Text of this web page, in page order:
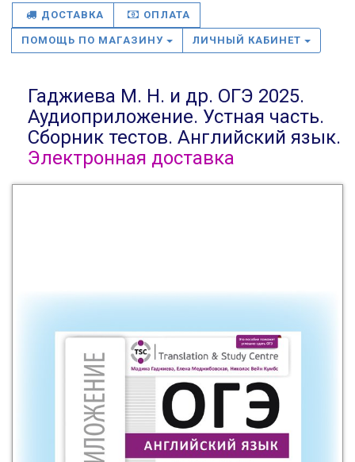
ДОСТАВКА ОПЛАТА
ПОМОЩЬ ПО МАГАЗИНУ ЛИЧНЫЙ КАБИНЕТ
Гаджиева М. Н. и др. ОГЭ 2025.
Аудиоприложение. Устная часть.
Сборник тестов. Английский язык.
Электронная доставка